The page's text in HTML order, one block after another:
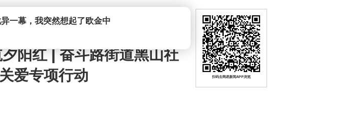
一幕，我突然想起了欧金中
阳红 | 奋斗路街道黑山社
爱专项行动
扫码去网易新闻APP浏览